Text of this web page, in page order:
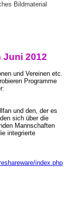
Bildmaterial
Juni 2012
und Vereinen etc.
Programme
und den, der es
sich über die
Mannschaften
integrierte
index.php